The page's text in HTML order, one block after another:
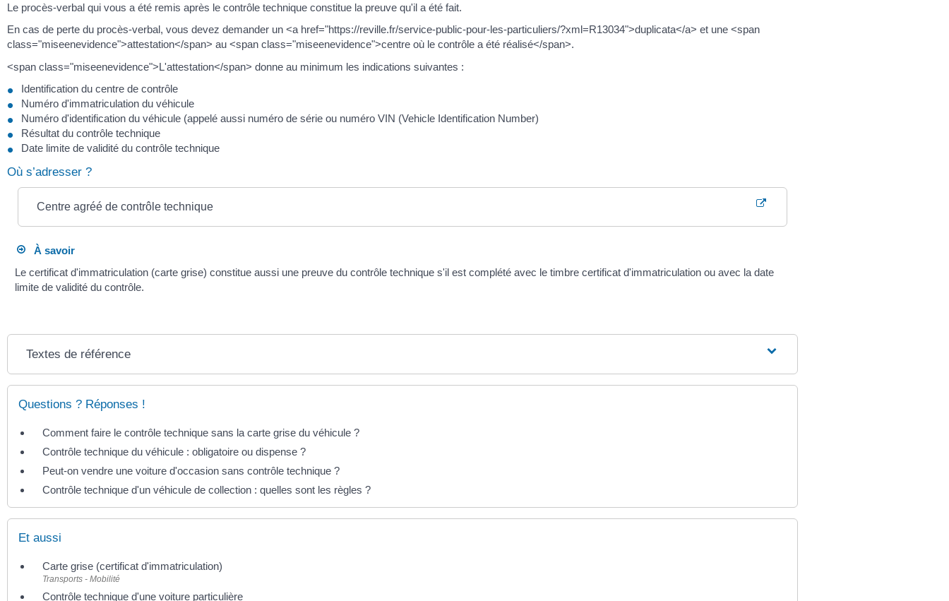
Le procès-verbal qui vous a été remis après le contrôle technique constitue la preuve qu'il a été fait.
En cas de perte du procès-verbal, vous devez demander un <a href="https://reville.fr/service-public-pour-les-particuliers/?xml=R13034">duplicata</a> et une <span
class="miseenevidence">attestation</span> au <span class="miseenevidence">centre où le contrôle a été réalisé</span>.
<span class="miseenevidence">L'attestation</span> donne au minimum les indications suivantes :
Identification du centre de contrôle
Numéro d'immatriculation du véhicule
Numéro d'identification du véhicule (appelé aussi numéro de série ou numéro VIN (Vehicle Identification Number)
Résultat du contrôle technique
Date limite de validité du contrôle technique
Où s’adresser ?
Centre agréé de contrôle technique
À savoir
Le certificat d'immatriculation (carte grise) constitue aussi une preuve du contrôle technique s'il est complété avec le timbre certificat d'immatriculation ou avec la date
limite de validité du contrôle.
Textes de référence
Questions ? Réponses !
Comment faire le contrôle technique sans la carte grise du véhicule ?
Contrôle technique du véhicule : obligatoire ou dispense ?
Peut-on vendre une voiture d'occasion sans contrôle technique ?
Contrôle technique d'un véhicule de collection : quelles sont les règles ?
Et aussi
Carte grise (certificat d'immatriculation)
Transports - Mobilité
Contrôle technique d'une voiture particulière